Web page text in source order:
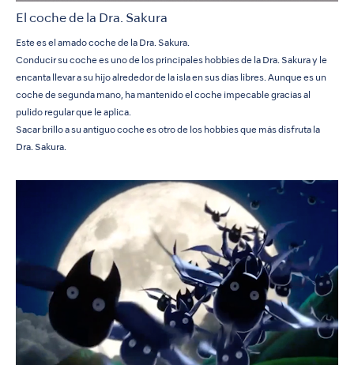
El coche de la Dra. Sakura
Este es el amado coche de la Dra. Sakura.
Conducir su coche es uno de los principales hobbies de la Dra. Sakura y le
encanta llevar a su hijo alrededor de la isla en sus días libres. Aunque es un
coche de segunda mano, ha mantenido el coche impecable gracias al
pulido regular que le aplica.
Sacar brillo a su antiguo coche es otro de los hobbies que más disfruta la
Dra. Sakura.